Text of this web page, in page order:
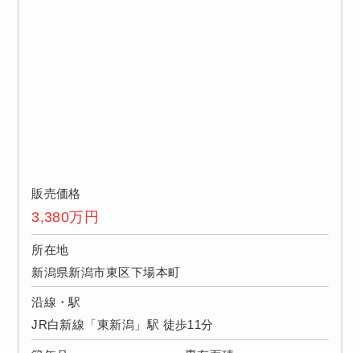
販売価格
3,380万円
所在地
新潟県新潟市東区下場本町
沿線・駅
JR白新線「東新潟」駅 徒歩11分